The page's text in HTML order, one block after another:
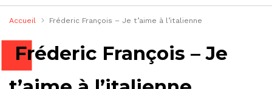
Accueil Fréderic François – Je t’aime à l’italienne
Fréderic François – Je